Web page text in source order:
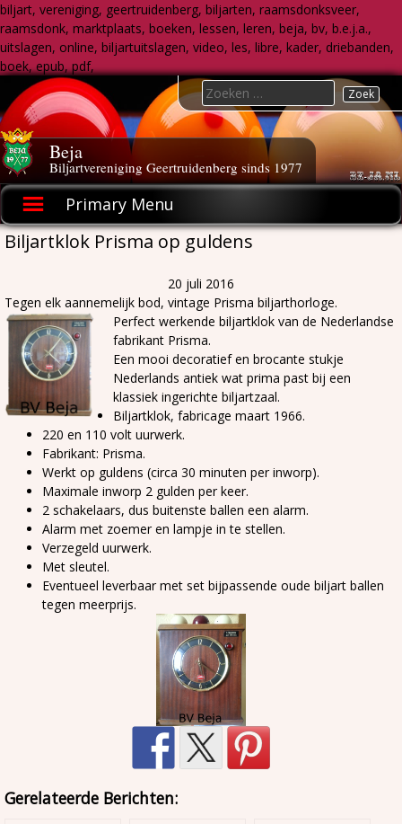
biljart, vereniging, geertruidenberg, biljarten, raamsdonksveer,
raamsdonk, marktplaats, boeken, lessen, leren, beja, bv, b.e.j.a.,
uitslagen, online, biljartuitslagen, video, les, libre, kader, driebanden,
boek, epub, pdf,
to
content
Beja
Biljartvereniging Geertruidenberg sinds 1977
Primary Menu
Search
for:
Biljartklok Prisma op guldens
20 juli 2016
Tegen elk aannemelijk bod, vintage Prisma biljarthorloge.
Perfect werkende biljartklok van de Nederlandse
fabrikant Prisma.
Een mooi decoratief en brocante stukje
Nederlands antiek wat prima past bij een
klassiek ingerichte biljartzaal.
Biljartklok, fabricage maart 1966.
220 en 110 volt uurwerk.
Fabrikant: Prisma.
Werkt op guldens (circa 30 minuten per inworp).
Maximale inworp 2 gulden per keer.
2 schakelaars, dus buitenste ballen een alarm.
Alarm met zoemer en lampje in te stellen.
Verzegeld uurwerk.
Met sleutel.
Eventueel leverbaar met set bijpassende oude biljart ballen
tegen meerprijs.
Gerelateerde Berichten: